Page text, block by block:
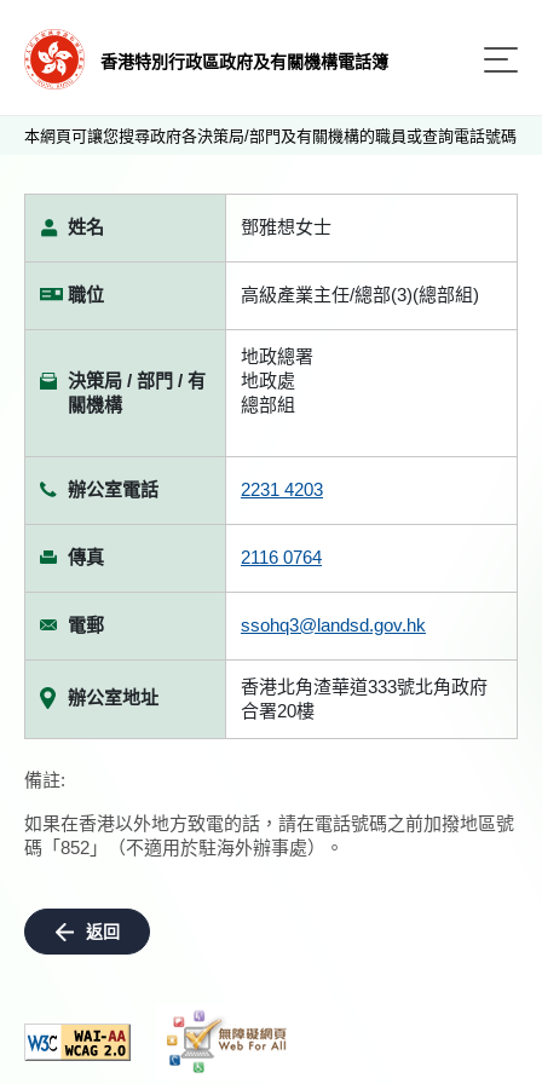
香港特別行政區政府及有關機構電話簿
本網頁可讓您搜尋政府各決策局/部門及有關機構的職員或查詢電話號碼
姓名 鄧雅想女士
職位 高級產業主任/總部(3)(總部組)
決策局 / 部門 / 有
關機構
地政總署
地政處
總部組
辦公室電話 2231 4203
傳真 2116 0764
電郵 ssohq3@landsd.gov.hk
辦公室地址
香港北角渣華道333號北角政府
合署20樓
備註:
如果在香港以外地方致電的話，請在電話號碼之前加撥地區號
碼「852」（不適用於駐海外辦事處）。
返回